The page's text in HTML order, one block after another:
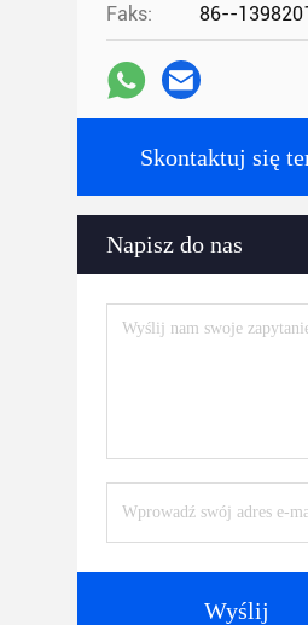
Faks: 86--
Skontaktuj się
Napisz do nas
Wyślij